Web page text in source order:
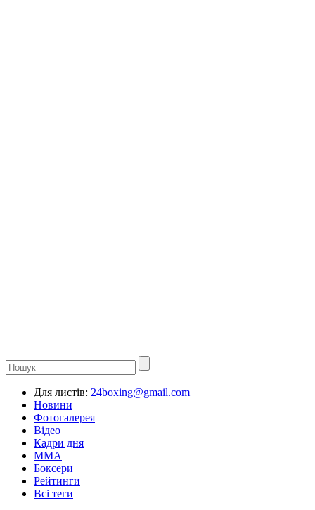
Для листів: 24boxing@gmail.com
Новини
Фотогалерея
Відео
Кадри дня
ММА
Боксери
Рейтинги
Всі теги